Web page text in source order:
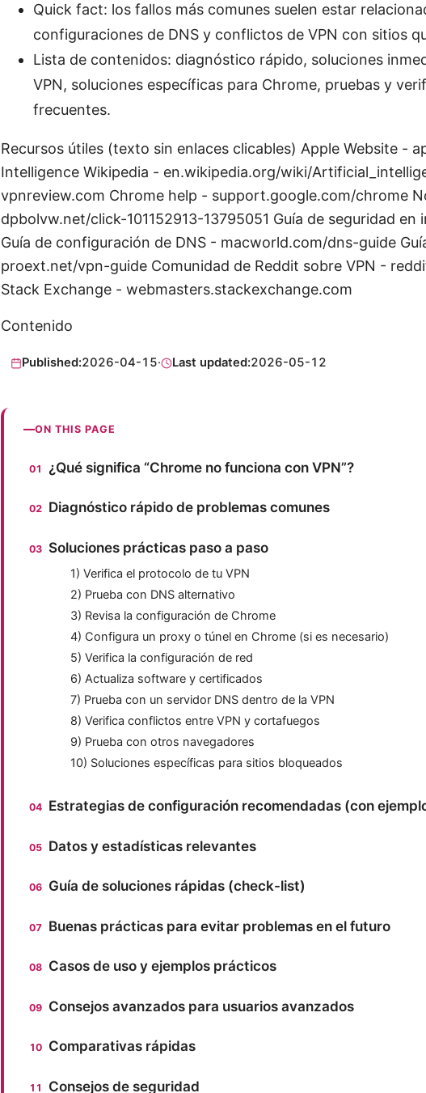
Quick fact: los fallos más comunes suelen estar
configuraciones de DNS y conflictos de VPN con sitios
Lista de contenidos: diagnóstico rápido, soluciones
VPN, soluciones específicas para Chrome, pruebas y
frecuentes.
Recursos útiles (texto sin enlaces clicables) Apple Website -
Intelligence Wikipedia - en.wikipedia.org/wiki/
vpnreview.com Chrome help - support.google.com/chrome
dpbolvw.net/click-101152913-13795051 Guía de seguridad
Guía de configuración de DNS - macworld.com/dns-guide
proext.net/vpn-guide Comunidad de Reddit sobre VPN -
Stack Exchange - webmasters.stackexchange.com
Contenido
Published:2026-04-15· Last updated:2026-05-12
ON THIS PAGE
¿Qué significa “Chrome no funciona con VPN”?
Diagnóstico rápido de problemas comunes
Soluciones prácticas paso a paso
1) Verifica el protocolo de tu VPN
2) Prueba con DNS alternativo
3) Revisa la configuración de Chrome
4) Configura un proxy o túnel en Chrome (si es necesario)
5) Verifica la configuración de red
6) Actualiza software y certificados
7) Prueba con un servidor DNS dentro de la VPN
8) Verifica conflictos entre VPN y cortafuegos
9) Prueba con otros navegadores
10) Soluciones específicas para sitios bloqueados
Estrategias de configuración recomendadas (con
Datos y estadísticas relevantes
Guía de soluciones rápidas (check-list)
Buenas prácticas para evitar problemas en el futuro
Casos de uso y ejemplos prácticos
Consejos avanzados para usuarios avanzados
Comparativas rápidas
Consejos de seguridad